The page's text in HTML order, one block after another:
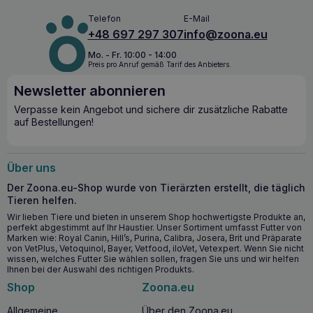
EXTREM KLEIN, LEICHT UND
UMWELTFREUNDLICH
pflanzlichen Inhaltsstoffen und moderner
Verarbeitungstechnologie hat GrainCat klumpende
Katzenstreu nur 2/3 des Gewichts von herkömmlicher
klumpender Katzenstreu. GrainCat Katzenstreu ist daher viel
einfacher zu handhaben. Gleichzeitig ist es
umweltfreundlich, da das Abfallvolumen nach der
Ökologie
Die schnelle und effektive Geruchsbeseitigung und die
Fähigkeit, Flüssigkeiten sofort zu absorbieren, machen
Darüber hinaus kann die verbrauchte Streu sicher in der
Toilette entsorgt werden, was ein zusätzlicher Vorteil im
Hinblick auf die Sauberkeit der Katzentoilette ist.
GRAINCAT – NATÜRLICHES, KLUMPENDES
auf keinen Fall organische GrainCat-Streu mit nicht
klumpenden Streusorten! Nach 2 Wochen ist die Katze
bereit für eine vollständige Umstellung auf Streu.
Telefon
+48 697 297 307
E-Mail
info@zoona.eu
Mo. - Fr. 10:00 - 14:00
Preis pro Anruf gemäß Tarif des Anbieters.
Newsletter abonnieren
Verpasse kein Angebot und sichere dir zusätzliche Rabatte
auf Bestellungen!
Über uns
Der Zoona.eu-Shop wurde von Tierärzten erstellt, die täglich
Tieren helfen.
Wir lieben Tiere und bieten in unserem Shop hochwertigste Produkte an,
perfekt abgestimmt auf Ihr Haustier. Unser Sortiment umfasst Futter von
Marken wie: Royal Canin, Hill’s, Purina, Calibra, Josera, Brit und Präparate
von VetPlus, Vetoquinol, Bayer, Vetfood, iloVet, Vetexpert. Wenn Sie nicht
wissen, welches Futter Sie wählen sollen, fragen Sie uns und wir helfen
Ihnen bei der Auswahl des richtigen Produkts.
Shop
Allgemeine
Zoona.eu
Über den Zoona.eu